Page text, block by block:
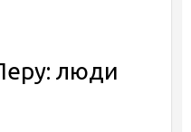
люди